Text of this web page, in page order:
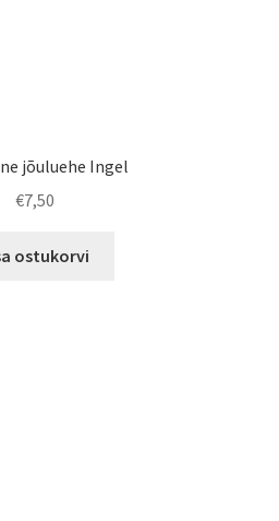
jõuluehe Ingel
€7,50
ostukorvi